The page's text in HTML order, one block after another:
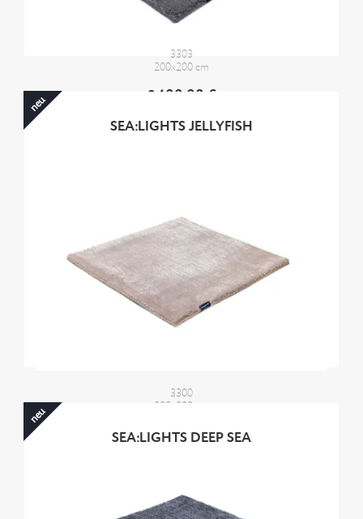
3303
200x200 cm
2400,00 €
SEA:LIGHTS JELLYFISH
3300
200x200 cm
2400,00 €
neu
SEA:LIGHTS DEEP SEA
neu